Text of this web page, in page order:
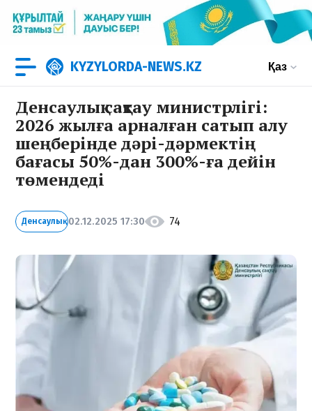
KYZYLORDA-NEWS.KZ Қаз
Денсаулық сақтау министрлігі:
2026 жылға арналған сатып алу
шеңберінде дәрі-дәрмектің
бағасы 50%-дан 300%-ға дейін
төмендеді
Денсаулық 02.12.2025 17:30 74